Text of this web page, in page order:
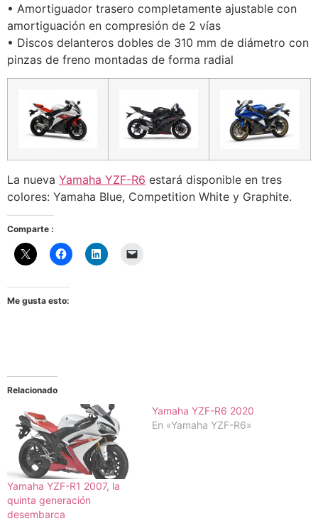
• Amortiguador trasero completamente ajustable con
amortiguación en compresión de 2 vías
• Discos delanteros dobles de 310 mm de diámetro con
pinzas de freno montadas de forma radial
La nueva Yamaha YZF-R6 estará disponible en tres
colores: Yamaha Blue, Competition White y Graphite.
Comparte :
Me gusta esto:
Relacionado
Yamaha YZF-R1 2007, la
quinta generación
desembarca
Yamaha YZF-R6 2020
En «Yamaha YZF-R6»